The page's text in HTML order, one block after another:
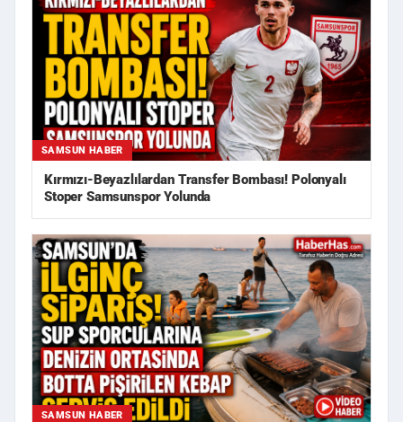
SAMSUN HABER
Kırmızı-Beyazlılardan Transfer Bombası! Polonyalı
Stoper Samsunspor Yolunda
SAMSUN HABER